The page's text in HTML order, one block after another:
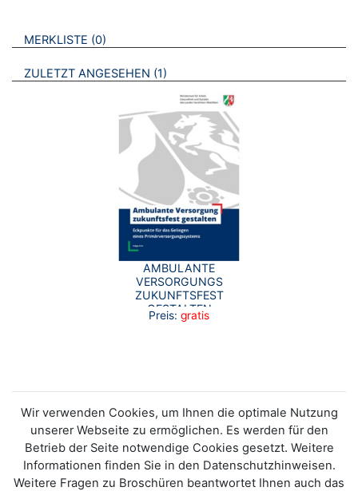
VERWEISE AUF VERMERKTE- ODER ZULETZT ANGESEHENE
MERKLISTE 0 BROSCHÜREN
ZULETZT ANGESEHEN 1 BROSCHÜREN
AMBULANTE
VERSORGUNGS
ZUKUNFTSFEST
GESTALTEN
(LANGFASSUNG)
Preis: gratis
Wir verwenden Cookies, um Ihnen die optimale Nutzung
unserer Webseite zu ermöglichen. Es werden für den
Betrieb der Seite notwendige Cookies gesetzt. Weitere
Informationen finden Sie in den Datenschutzhinweisen.
Weitere Fragen zu Broschüren beantwortet Ihnen auch das